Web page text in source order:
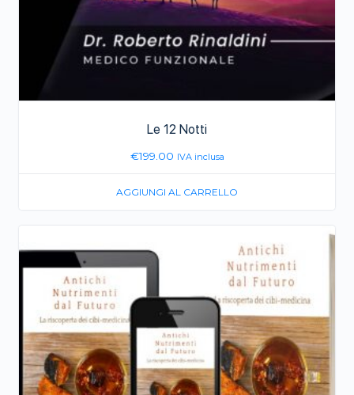
Le 12 Notti
€199.00 IVA inclusa
AGGIUNGI AL CARRELLO